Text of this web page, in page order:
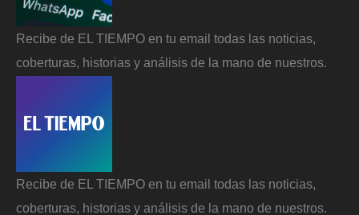
Recibe de EL TIEMPO en tu email todas las noticias,
coberturas, historias y análisis de la mano de nuestros.
Recibe de EL TIEMPO en tu email todas las noticias,
coberturas, historias y análisis de la mano de nuestros.